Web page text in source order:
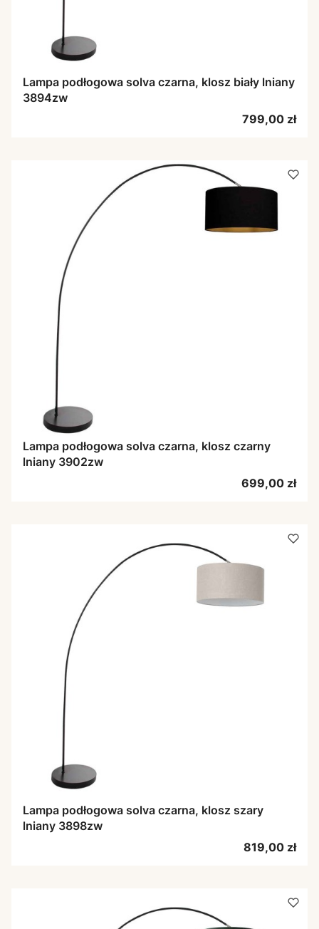
Lampa podłogowa solva czarna, klosz biały lniany
3894zw
Cena
799,00 zł
Lampa podłogowa solva czarna, klosz czarny
lniany 3902zw
Cena
699,00 zł
Lampa podłogowa solva czarna, klosz szary
lniany 3898zw
Cena
819,00 zł